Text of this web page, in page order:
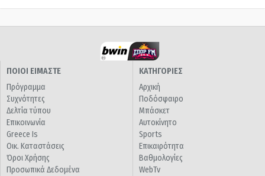
ΠΟΙΟΙ ΕΙΜΑΣΤΕ
Πρόγραμμα
Συχνότητες
Δελτία τύπου
Επικοινωνία
Greece Is
Οικ. Καταστάσεις
Όροι Χρήσης
Προσωπικά Δεδομένα
ΚΑΤΗΓΟΡΙΕΣ
Αρχική
Ποδόσφαιρο
Μπάσκετ
Αυτοκίνητο
Sports
Επικαιρότητα
Βαθμολογίες
WebTv